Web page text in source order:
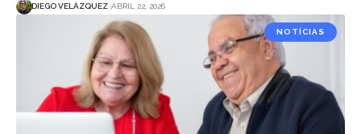
DIEGO VELÁZQUEZ ABRIL 22, 2026
NOTÍCIAS